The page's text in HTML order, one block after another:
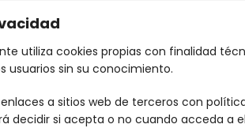
utiliza cookies propias con finalidad
usuarios sin su conocimiento.
a sitios web de terceros con
decidir si acepta o no cuando acceda a